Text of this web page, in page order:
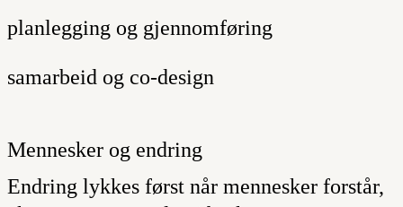
planlegging og gjennomføring
samarbeid og co-design
Mennesker og endring
Endring lykkes først når mennesker forstår,